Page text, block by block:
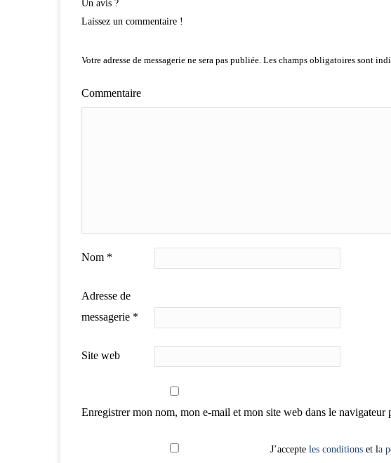
Un avis ?
Laissez un commentaire !
Votre adresse de messagerie ne sera pas publiée. Les champs obligatoires sont
Commentaire
Nom *
Adresse de
messagerie *
Site web
Enregistrer mon nom, mon e-mail et mon site web dans le navigateur
J’accepte les conditions et la